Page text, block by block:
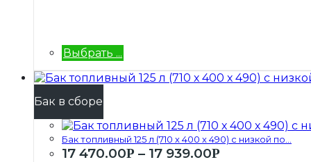
Выбрать ...
Бак в сборе
Бак топливный 125 л (710 х 400 х 490) с низкой по...
17 470.00Р – 17 939.00Р